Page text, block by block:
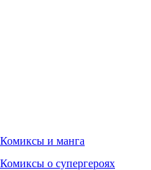
Комиксы и манга
Комиксы о супергероях